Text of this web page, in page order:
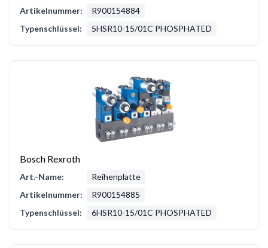
Artikelnummer:
R900154884
Typenschlüssel:
5HSR10-15/01C PHOSPHATED
Bosch Rexroth
Art.-Name:
Reihenplatte
Artikelnummer:
R900154885
Typenschlüssel:
6HSR10-15/01C PHOSPHATED